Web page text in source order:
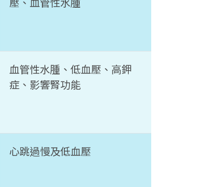
血管性水腫、低血壓、高鉀
症、影響腎功能
心跳過慢及低血壓